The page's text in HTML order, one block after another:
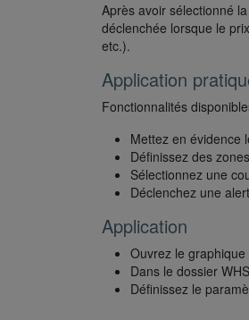
Après avoir sélectionné
déclenchée lorsque le
etc.).
Application
Fonctionnalités
Mettez en évidence
Définissez des
Sélectionnez une
Déclenchez une
Application
Ouvrez le graphique
Dans le dossier
Définissez le